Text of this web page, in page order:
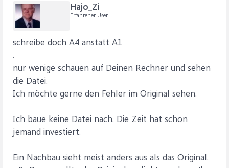
Hajo_Zi
Erfahrener User
schreibe doch A4 anstatt A1
.
nur wenige schauen auf Deinen Rechner und sehen
die Datei.
Ich möchte gerne den Fehler im Original sehen.
Ich baue keine Datei nach. Die Zeit hat schon
jemand investiert.
Ein Nachbau sieht meist anders aus als das Original.